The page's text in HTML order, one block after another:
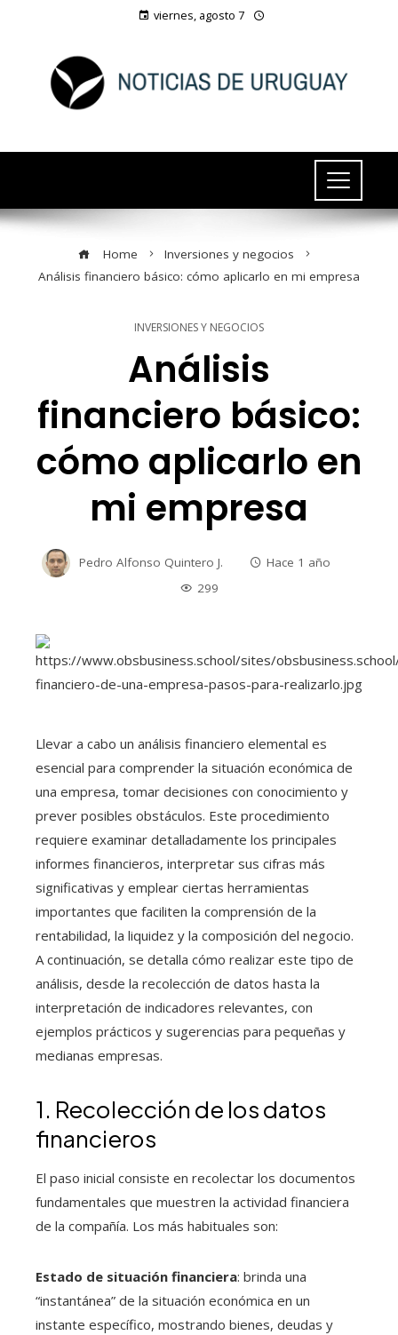
viernes, agosto 7
Home
Inversiones y negocios
Análisis financiero básico: cómo aplicarlo en mi empresa
INVERSIONES Y NEGOCIOS
Análisis
financiero básico:
cómo aplicarlo en
mi empresa
Pedro Alfonso Quintero J.
Hace 1 año
299
Llevar a cabo un análisis financiero elemental es
esencial para comprender la situación económica de
una empresa, tomar decisiones con conocimiento y
prever posibles obstáculos. Este procedimiento
requiere examinar detalladamente los principales
informes financieros, interpretar sus cifras más
significativas y emplear ciertas herramientas
importantes que faciliten la comprensión de la
rentabilidad, la liquidez y la composición del negocio.
A continuación, se detalla cómo realizar este tipo de
análisis, desde la recolección de datos hasta la
interpretación de indicadores relevantes, con
ejemplos prácticos y sugerencias para pequeñas y
medianas empresas.
1. Recolección de los datos
financieros
El paso inicial consiste en recolectar los documentos
fundamentales que muestren la actividad financiera
de la compañía. Los más habituales son:
Estado de situación financiera: brinda una
“instantánea” de la situación económica en un
instante específico, mostrando bienes, deudas y